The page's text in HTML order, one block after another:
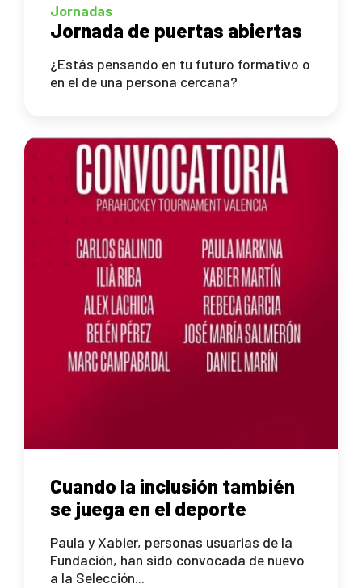
Jornadas
Jornada de puertas abiertas
¿Estás pensando en tu futuro formativo o
en el de una persona cercana?
Cuando la inclusión también
se juega en el deporte
Paula y Xabier, personas usuarias de la
Fundación, han sido convocada de nuevo
a la Selección...